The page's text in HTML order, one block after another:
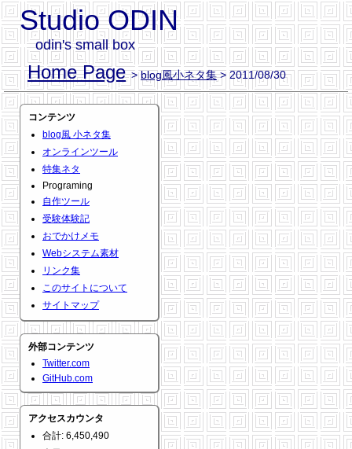
Studio ODIN
odin's small box
Home Page >blog風小ネタ集> 2011/08/30
コンテンツ
blog風 小ネタ集
オンラインツール
特集ネタ
Programing
自作ツール
受験体験記
おでかけメモ
Webシステム素材
リンク集
このサイトについて
サイトマップ
外部コンテンツ
Twitter.com
GitHub.com
アクセスカウンタ
合計: 6,450,490